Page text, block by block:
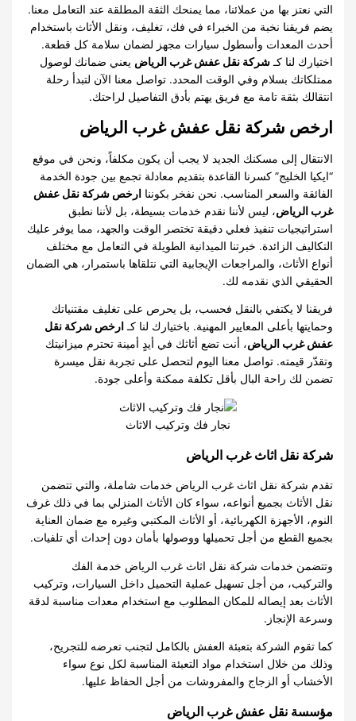
التي نعتز بها من عملائنا، مما يمنحك الثقة المطلقة عند التعامل معنا.
يضم فريقنا نخبة من الخبراء في فك، تغليف، ونقل الأثاث باستخدام
أحدث المعدات وأسطول سيارات مجهز لضمان سلامة كل قطعة.
اختيارك لنا كـشركة نقل عفش غرب الرياض يعني ضمانك لوصول
ممتلكاتك بسلام وفي الوقت المحدد. تواصل معنا الآن لتبدأ رحلة
انتقالك بثقة تامة مع فريق يهتم بأدق التفاصيل لراحتك.
ارخص شركة نقل عفش غرب الرياض
الانتقال إلى مسكنك الجديد لا يجب أن يكون مكلفاً، ونحن في موقع
“ايكيا الخليج” كسرنا القاعدة بتقديم معادلة تجمع بين جودة الخدمة
الفائقة والسعر المناسب. نحن نفخر بكونناارخص شركة نقل عفش
غرب الرياض، ليس لأننا نقدم خدمات بسيطة، بل لأننا نطبق
استراتيجيات تنفيذ فعلي دقيقة تختصر الوقت والجهد، مما يوفر عليك
التكاليف الزائدة. خبرتنا الميدانية الطويلة في التعامل مع مختلف
أنواع الأثاث، والمراجعات الإيجابية التي نتلقاها باستمرار، هي الضمان
الحقيقي الذي نقدمه لك.
فريقنا لا يكتفي بالنقل فحسب، بل يحرص على تغليف مقتنياتك
وحمايتها بأعلى المعايير المهنية. باختيارك لنا كـ ارخص شركة نقل
عفش غرب الرياض، أنت تضع أثاثك في أيدٍ أمينة تحترم ميزانيتك
وتقدّر قيمته. تواصل معنا اليوم لتحصل على تجربة نقل ميسرة
تضمن لك راحة البال بأقل تكلفة ممكنة وأعلى جودة.
نجار فك وتركيب الاثاث
شركة نقل اثاث غرب الرياض
تقدم شركة نقل اثاث غرب الرياض خدمات شاملة، والتي تتضمن
نقل الأثاث بجميع أنواعه، سواء كان الأثاث المنزلي بما في ذلك غرف
النوم، الأجهزة الكهربائية، أو الأثاث المكتبي وغيره مع ضمان العناية
بجميع القطع من أجل تحميلها ووصولها بأمان دون إحداث أي تلفيات.
وتتضمن خدمات شركة نقل اثاث غرب الرياض خدمة الفك
والتركيب، من أجل تسهيل عملية التحميل داخل السيارات، وتركيب
الأثاث بعد إيصاله للمكان المطلوب مع استخدام معدات مناسبة لدقة
وسرعة الإنجاز.
كما تقوم الشركة بتعبئة العفش بالكامل لتجنب تعرضه للتجريح،
وذلك من خلال استخدام مواد التعبئة المناسبة لكل نوع سواء
الأخشاب أو الزجاج والمفروشات من أجل الحفاظ عليها.
مؤسسة نقل عفش غرب الرياض